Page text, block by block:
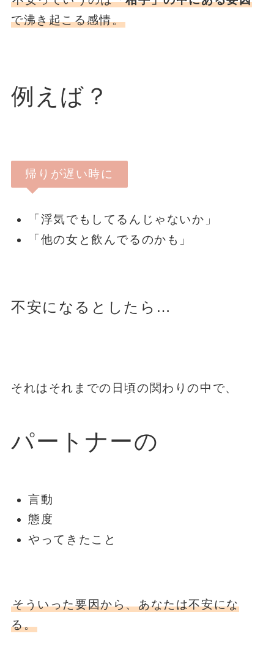
で沸き起こる感情。
例えば？
帰りが遅い時に
「浮気でもしてるんじゃないか」
「他の女と飲んでるのかも」
不安になるとしたら…
それはそれまでの日頃の関わりの中で、
パートナーの
言動
態度
やってきたこと
そういった要因から、あなたは不安にな
る。